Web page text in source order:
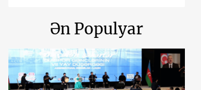
Ən Populyar